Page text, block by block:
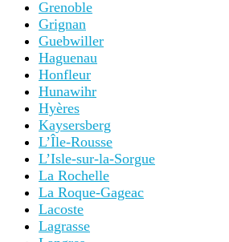
Grenoble
Grignan
Guebwiller
Haguenau
Honfleur
Hunawihr
Hyères
Kaysersberg
L’Île-Rousse
L’Isle-sur-la-Sorgue
La Rochelle
La Roque-Gageac
Lacoste
Lagrasse